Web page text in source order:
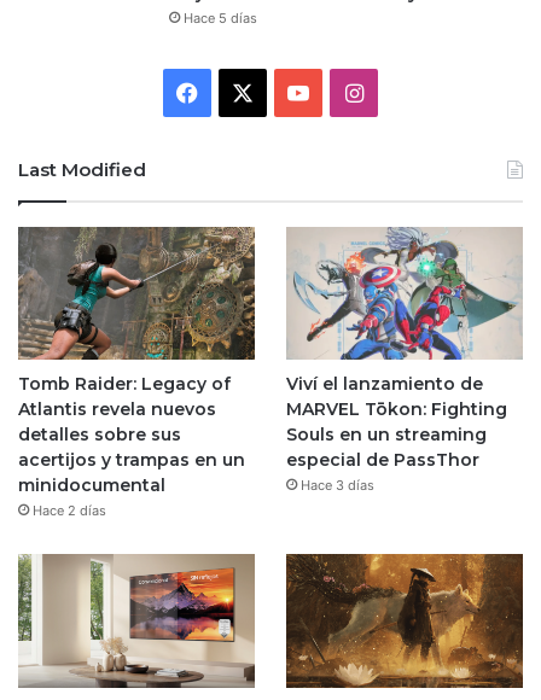
Hace 5 días
Facebook YouTubeInstagram
Last Modified
Tomb Raider: Legacy of
Atlantis revela nuevos
detalles sobre sus
acertijos y trampas en un
minidocumental
Hace 2 días
Viví el lanzamiento de
MARVEL Tōkon: Fighting
Souls en un streaming
especial de PassThor
Hace 3 días